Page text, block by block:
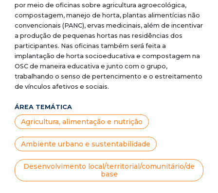
por meio de oficinas sobre agricultura agroecológica,
compostagem, manejo de horta, plantas alimentícias não
convencionais (PANC), ervas medicinais, além de incentivar
a produção de pequenas hortas nas residências dos
participantes. Nas oficinas também será feita a
implantação de horta socioeducativa e compostagem na
OSC de maneira educativa e junto com o grupo,
trabalhando o senso de pertencimento e o estreitamento
de vínculos afetivos e sociais.
ÁREA TEMÁTICA
Agricultura, alimentação e nutrição
Ambiente urbano e sustentabilidade
Desenvolvimento local/territorial/comunitário/de
base